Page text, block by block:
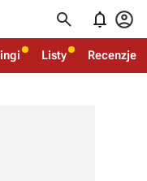
  
Listy Recenzje